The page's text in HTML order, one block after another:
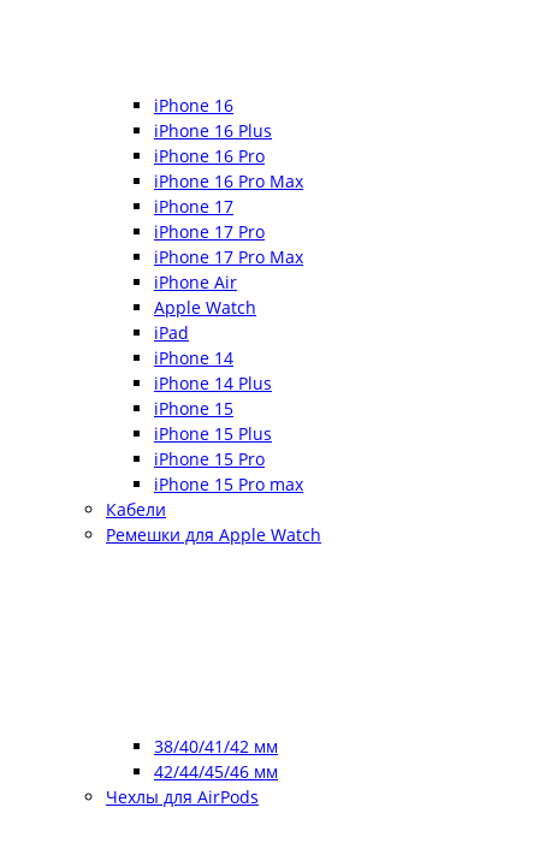
iPhone 16
iPhone 16 Plus
iPhone 16 Pro
iPhone 16 Pro Max
iPhone 17
iPhone 17 Pro
iPhone 17 Pro Max
iPhone Air
Apple Watch
iPad
iPhone 14
iPhone 14 Plus
iPhone 15
iPhone 15 Plus
iPhone 15 Pro
iPhone 15 Pro max
Кабели
Ремешки для Apple Watch
38/40/41/42 мм
42/44/45/46 мм
Чехлы для AirPods